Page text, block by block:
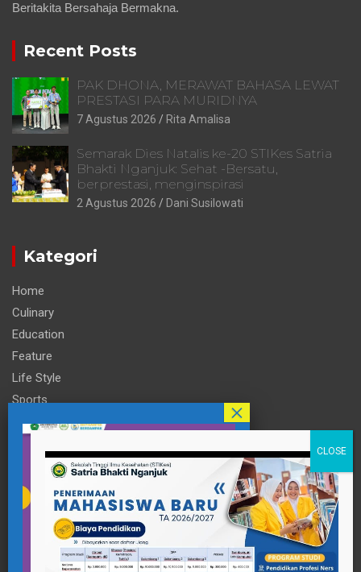
Beritakita Bersahaja Bermakna.
Recent Posts
PAK DHONA, MERAWAT BAHASA LEWAT
PRESTASI PARA MURIDNYA
7 Agustus 2026 Rita Amalisa
Semarak Dies Natalis ke-20 STIKes Satria
Bhakti Nganjuk: Sehat -Bersatu,
berprestasi, menginspirasi
2 Agustus 2026 Dani Susilowati
Kategori
Home
Culinary
Education
Feature
Life Style
Sports
Technology
Informasi
Contact Person
pttigaanaknagari@gmail.com